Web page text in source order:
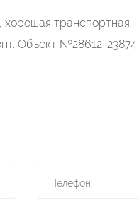
хорошая транспортная
Объект №28612-23874.